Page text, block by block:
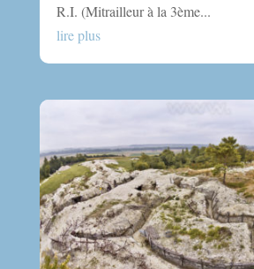
R.I. (Mitrailleur à la 3ème...
lire plus